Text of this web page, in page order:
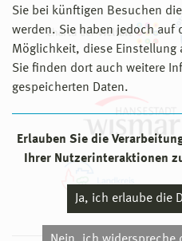
Sie bei künftigen Besuchen
werden. Sie haben jedoch auf
Möglichkeit, diese Einstellung
Sie finden dort auch weitere
gespeicherten Daten.
Erlauben Sie die
Ihrer Nutzerinteraktionen
Ja, ich erlaube die